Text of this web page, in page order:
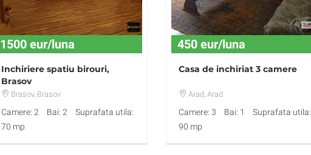
1500 eur/luna
Inchiriere spatiu birouri,
Brasov
Brasov, Brasov
Camere: 2 Bai: 2
Suprafata utila:
70 mp
450 eur/luna
Casa de inchiriat 3 camere
Arad, Arad
Camere: 3 Bai: 1
Suprafata utila:
90 mp